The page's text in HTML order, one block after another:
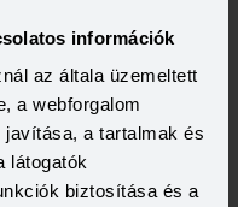
információk
az általa üzemeltett
a webforgalom
a tartalmak és
látogatók
biztosítása és a
és